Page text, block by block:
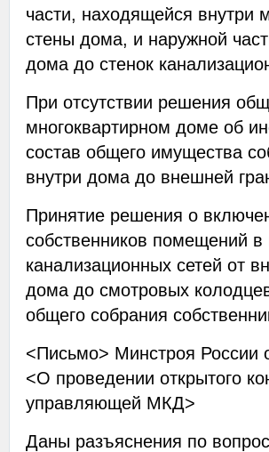
части, находящейся внутри
стены дома, и наружной
дома до стенок
При отсутствии решения
многоквартирном доме об
состав общего имущества
внутри дома до внешней
Принятие решения о
собственников помещений в
канализационных сетей от
дома до смотровых
общего собрания
<Письмо> Минстроя России
<О проведении открытого
управляющей МКД>
Даны разъяснения по